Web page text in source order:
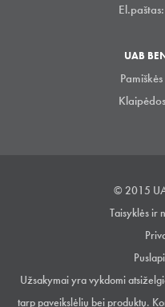
El.paštas:
UAB
© 2015
Taisyklės ir
Užsakymai yra vykdomi
tarp paveikslėlių bei produktų.